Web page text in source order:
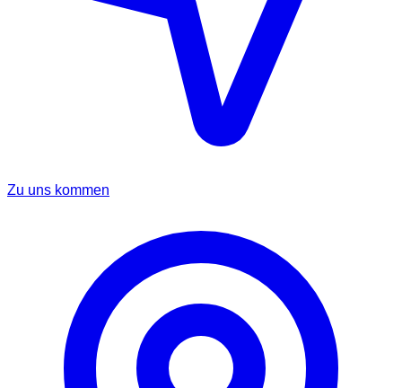
Zu uns kommen